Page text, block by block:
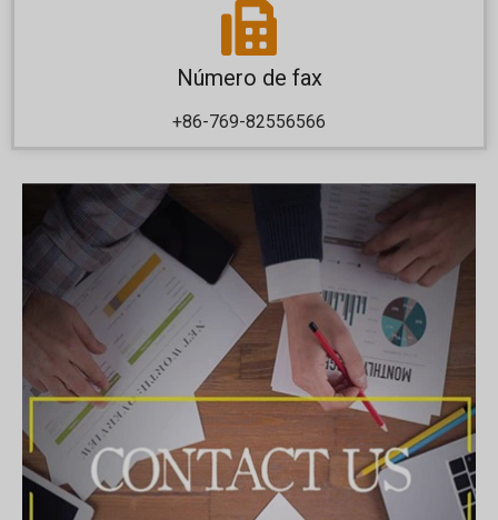
Número de fax
+86-769-82556566